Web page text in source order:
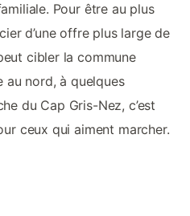
Pour être au plus
d’une offre plus large de
cibler la commune
au nord, à quelques
du Cap Gris-Nez, c’est
ceux qui aiment marcher.